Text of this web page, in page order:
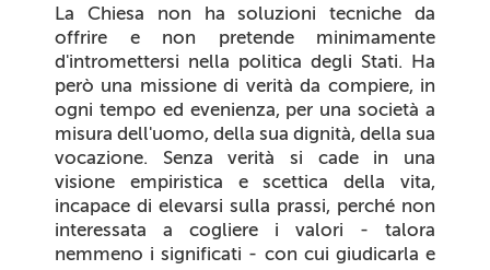
La Chiesa non ha soluzioni tecniche da
offrire e non pretende minimamente
d'intromettersi nella politica degli Stati. Ha
però una missione di verità da compiere, in
ogni tempo ed evenienza, per una società a
misura dell'uomo, della sua dignità, della sua
vocazione. Senza verità si cade in una
visione empiristica e scettica della vita,
incapace di elevarsi sulla prassi, perché non
interessata a cogliere i valori - talora
nemmeno i significati - con cui giudicarla e